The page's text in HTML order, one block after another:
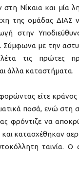
Νίκαια και μία
της ομάδας ΔΙΑΣ
στην
Σύμφωνα με την
τις πρώτες
άλλα καταστήματα.
είτε
ποσά, ενώ στη
φρόντιζε να
κατασχέθηκαν
ταινία. Ο